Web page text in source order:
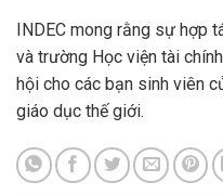
INDEC mong rằng sự hợp
và trường Học viện tài
hội cho các bạn sinh viên
giáo dục thế giới.